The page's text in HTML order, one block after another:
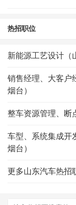
热招职位
新能源工艺设计（
销售经理、大客户
烟台）
整车资源管理、断
车型、系统集成开
烟台）
更多山东汽车热招